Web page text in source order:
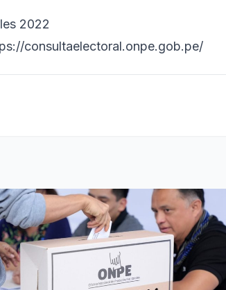
2022
consultaelectoral.onpe.gob.pe/